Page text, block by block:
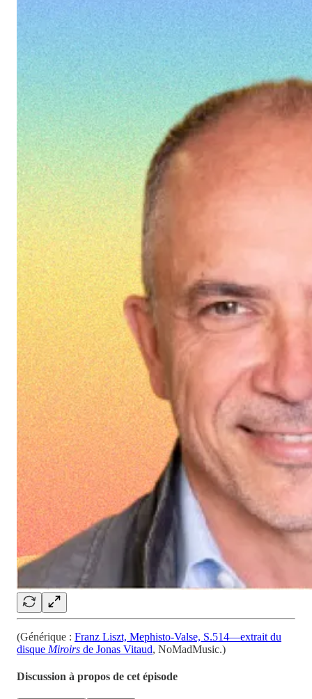
(Générique : Franz Liszt, Mephisto-Valse, S.514—extrait du
disque Miroirs de Jonas Vitaud, NoMadMusic.)
Discussion à propos de cet épisode